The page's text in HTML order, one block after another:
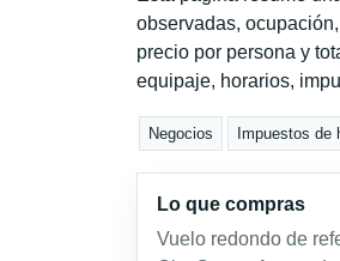
observadas,
precio por persona y
equipaje, horarios,
Negocios Impuestos de
Lo que compras
Vuelo redondo de